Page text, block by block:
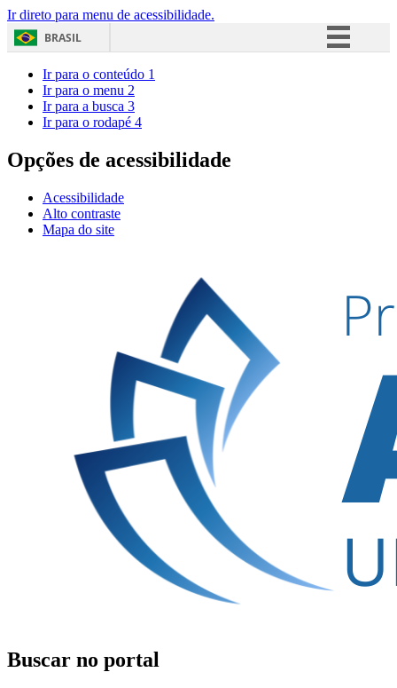
Ir direto para menu de acessibilidade.
BRASIL
Acesso à informação
Ir para o conteúdo 1
Ir para o menu 2
Ir para a busca 3
Ir para o rodapé 4
Opções de acessibilidade
Acessibilidade
Alto contraste
Mapa do site
Buscar no portal